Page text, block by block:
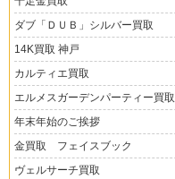
ダブ「ＤＵＢ」シルバー買取
14K買取 神戸
カルティエ買取
エルメスガーデンパーティー買取
年末年始のご挨拶
金買取 フェイスブック
ヴェルサーチ買取